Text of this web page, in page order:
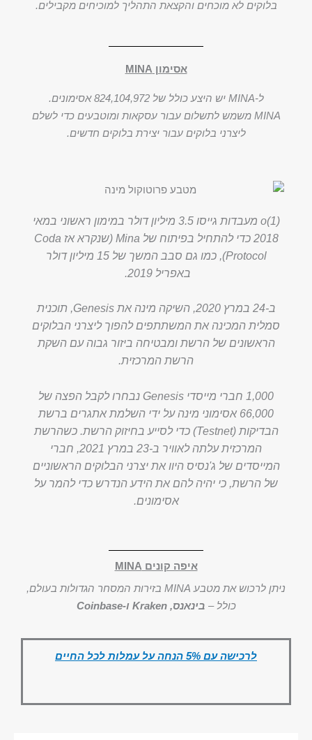
בלוקים לא מוכחים והקצאת התהליך למוכיחים מקבילים.
אסימון MINA
ל-MINA יש היצע כולל של 824,104,972 אסימונים.
MINA משמש לתשלום עבור עסקאות ומוטבעים כדי לשלם
ליצרני בלוקים עבור יצירת בלוקים חדשים.
o(1) מעבדות גייסו 3.5 מיליון דולר במימון ראשוני במאי
2018 כדי להתחיל בפיתוח של Mina (שנקרא אז Coda
Protocol), כמו גם סבב המשך של 15 מיליון דולר
באפריל 2019.
ב-24 במרץ 2020, השיקה מינה את Genesis, תוכנית
סמלית המכינה את המשתתפים להפוך ליצרני הבלוקים
הראשונים של הרשת ומבטיחה ביזור גבוה עם השקת
הרשת המרכזית.
1,000 חברי מייסדי Genesis נבחרו לקבל הפצה של
66,000 אסימוני מינה על ידי השלמת אתגרים ברשת
הבדיקות (Testnet) כדי לסייע בחיזוק הרשת. כשהרשת
המרכזית עלתה לאוויר ב-23 במרץ 2021, חברי
המייסדים של ג'נסיס היוו את יצרני הבלוקים הראשוניים
של הרשת, כי יהיה להם את הידע הנדרש כדי להמר על
אסימונים.
איפה קונים MINA
ניתן לרכוש את מטבע MINA בזירות המסחר הגדולות בעולם,
כולל – בינאנס, Kraken ו-Coinbase
לרכישה עם 5% הנחה על עמלות לכל החיים